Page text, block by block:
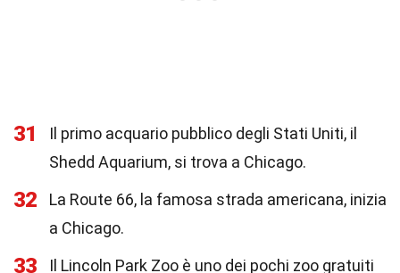
31
Il primo acquario pubblico degli Stati Uniti, il
Shedd Aquarium, si trova a Chicago.
32
La Route 66, la famosa strada americana, inizia
a Chicago.
33
Il Lincoln Park Zoo è uno dei pochi zoo gratuiti